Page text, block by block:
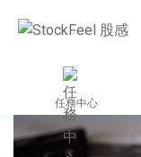
任務中心